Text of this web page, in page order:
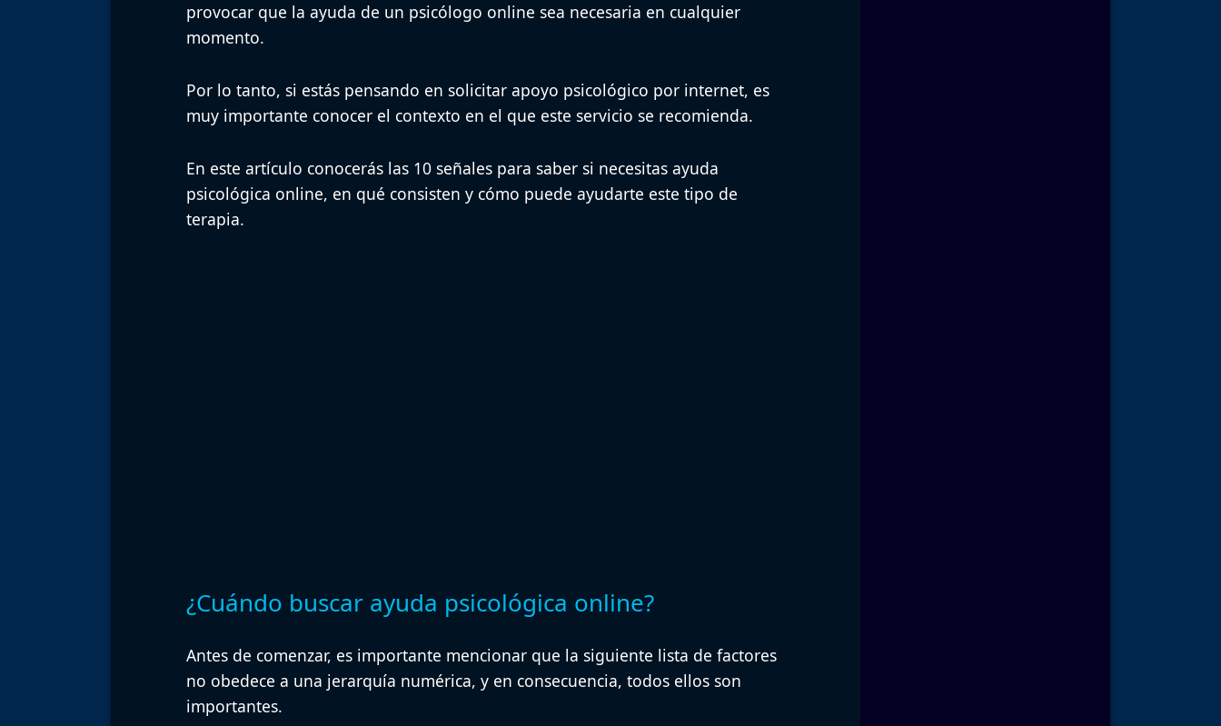
provocar que la ayuda de un psicólogo online sea necesaria en cualquier
momento.
Por lo tanto, si estás pensando en solicitar apoyo psicológico por internet, es
muy importante conocer el contexto en el que este servicio se recomienda.
En este artículo conocerás las 10 señales para saber si necesitas ayuda
psicológica online, en qué consisten y cómo puede ayudarte este tipo de
terapia.
¿Cuándo buscar ayuda psicológica online?
Antes de comenzar, es importante mencionar que la siguiente lista de factores
no obedece a una jerarquía numérica, y en consecuencia, todos ellos son
importantes.